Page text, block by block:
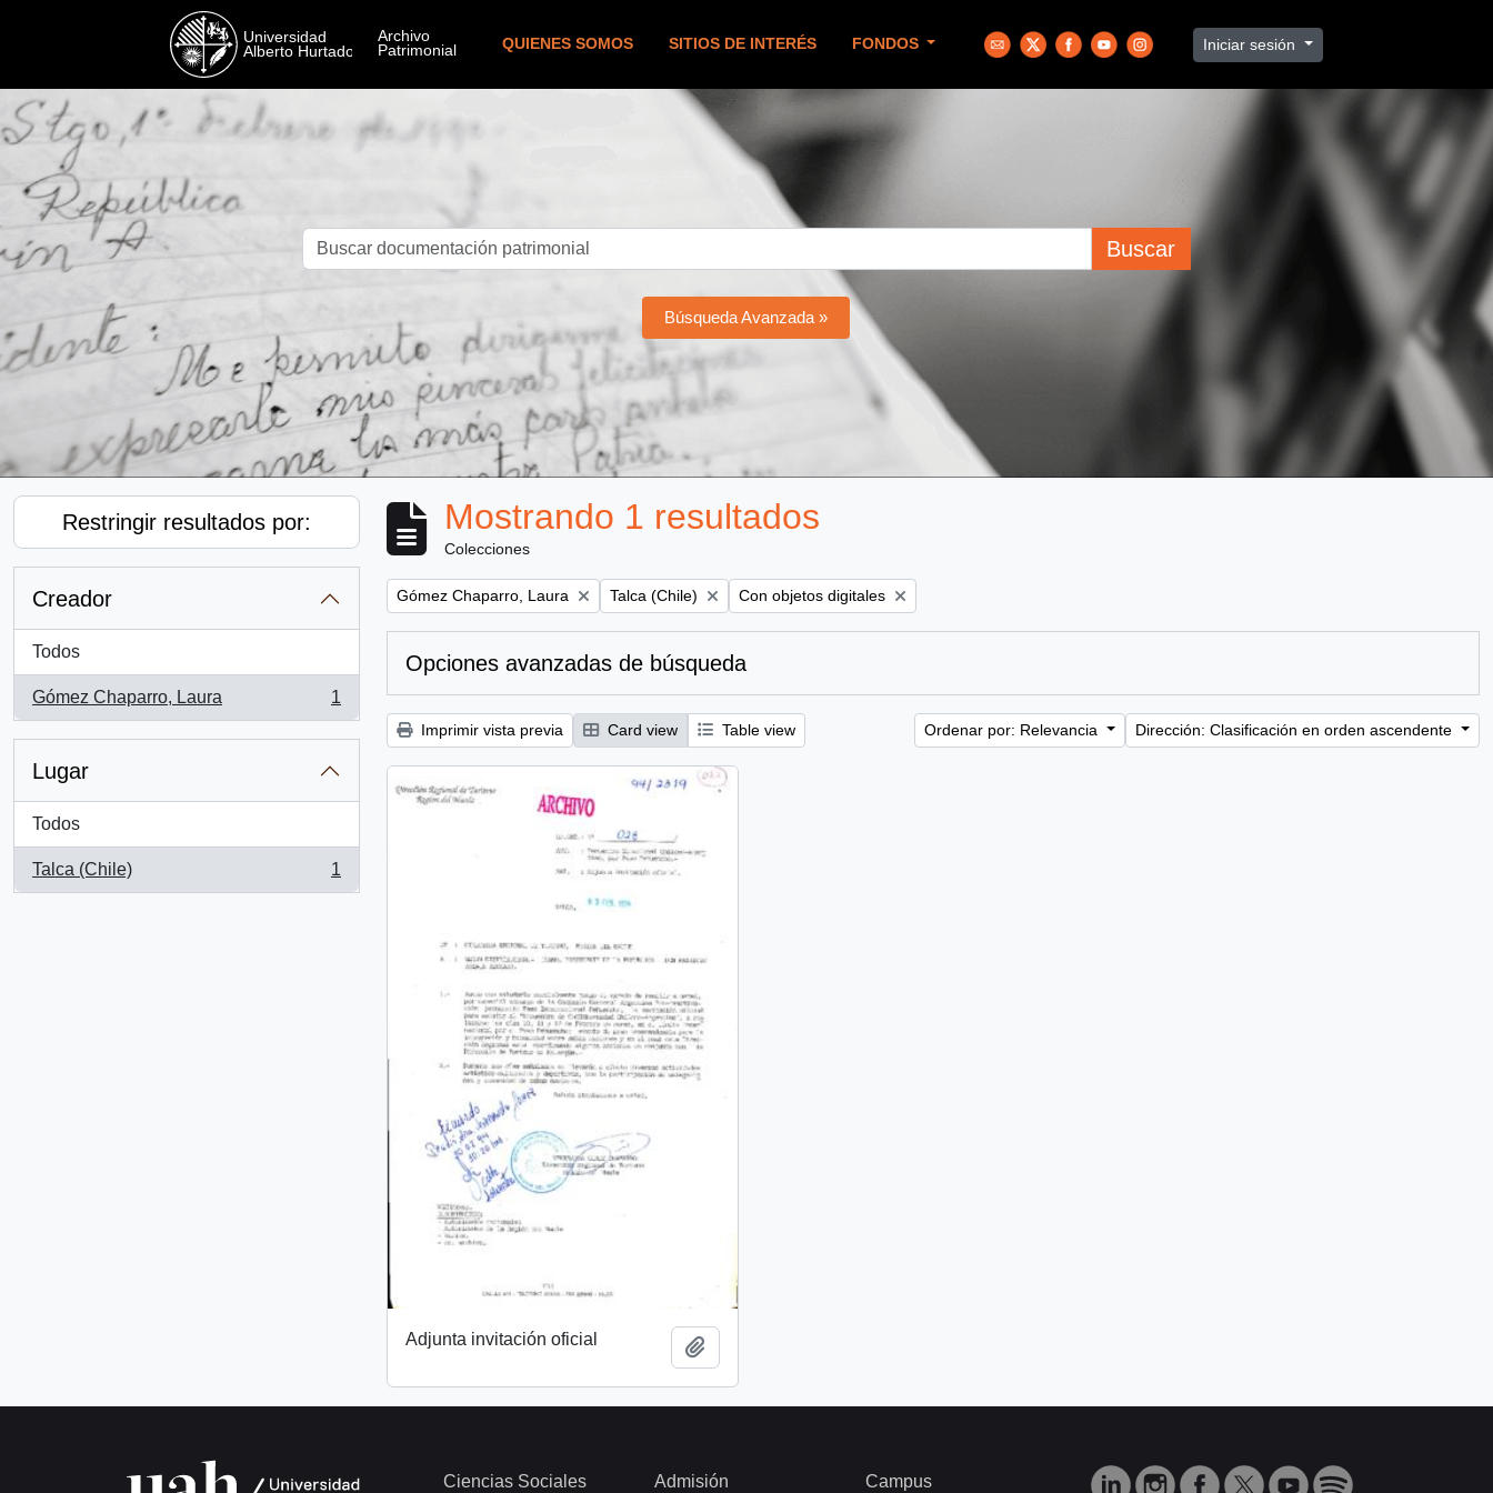
QUIENES SOMOS SITIOS DE INTERÉS FONDOS Iniciar sesión
Buscar
Búsqueda Avanzada »
Restringir resultados por:
Creador
Todos
Gómez Chaparro, Laura
, 1 resultados
1
Lugar
Todos
Talca (Chile)
, 1 resultados
1
Mostrando 1 resultados
Colecciones
Remove filter:
Gómez Chaparro, Laura Remove filter:
Talca (Chile) Remove filter:
Con objetos digitales
Opciones avanzadas de búsqueda
Imprimir vista previa Card view Table view Ordenar por: Relevancia Dirección: Clasificación en orden ascendente
Adjunta invitación oficial
Ciencias Sociales Admisión Campus